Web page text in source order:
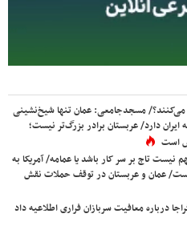
مسجدجامعی: عمان تنها شیخ‌نشینی
دارد/ عربستان برادر بزرگ‌تر نیست؛
است
نیست تاج بر سر کار باشد یا عمامه/ آمریکا به
عمان و عربستان در توقف حملات نقش
درباره معافیت سربازان فراری اطلاعیه داد